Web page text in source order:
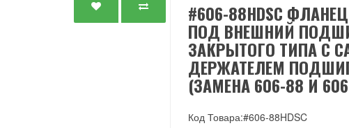
#606-88HDSC
ПОД ВНЕШНИЙ
ЗАКРЫТОГО ТИПА С
ДЕРЖАТЕЛЕМ
(ЗАМЕНА 606-88 И
Код Товара:#606-88HDSC